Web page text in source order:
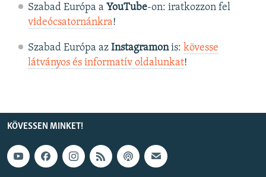
Szabad Európa a YouTube-on: iratkozzon fel
videócsatornánkra!
Szabad Európa az Instagramonis: kövesse
látványos és informatív oldalunkat! ​
KÖVESSEN MINKET!